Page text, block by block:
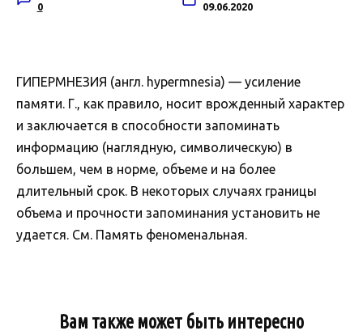
0 09.06.2020
ГИПЕРМНЕЗИЯ (англ. hypermnesia) — усиление
памяти. Г., как правило, носит врожденный характер
и заключается в способности запоминать
информацию (наглядную, символическую) в
большем, чем в норме, объеме и на более
длительный срок. В некоторых случаях границы
объема и прочности запоминания установить не
удается. См. Память феноменальная.
Вам также может быть интересно